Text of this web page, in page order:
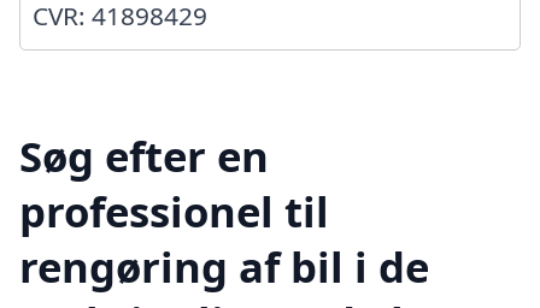
CVR: 41898429
Søg efter en
professionel til
rengøring af bil i de